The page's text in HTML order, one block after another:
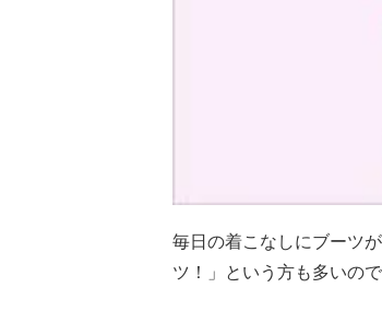
毎日の着こなしにブーツ
ツ！」という方も多いの